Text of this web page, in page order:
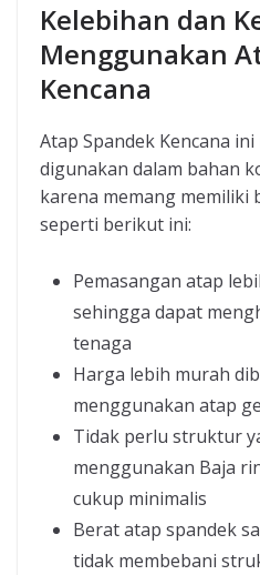
Kelebihan dan
Menggunakan
Kencana
Atap Spandek Kencana
digunakan dalam bahan
karena memang memiliki
seperti berikut ini:
Pemasangan atap
sehingga dapat
tenaga
Harga lebih murah
menggunakan atap
Tidak perlu struktur
menggunakan Baja
cukup minimalis
Berat atap spandek
tidak membebani